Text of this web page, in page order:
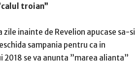
troian”
zile inainte de Revelion apucase sa-si
sampania pentru ca in
2018 se va anunta ”marea alianta”